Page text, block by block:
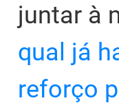
juntar à
qual já
reforço